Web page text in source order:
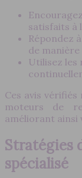
satisfaits à
Répondez
de
Utilisez
Ces avis
moteurs de
améliorant ainsi
Stratégies
spécialisé